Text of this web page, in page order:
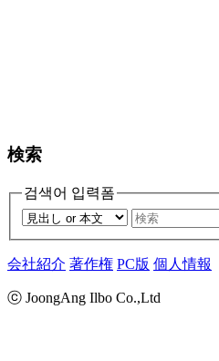
検索
검색어 입력폼
会社紹介 著作権 PC版 個人情報
ⓒ JoongAng Ilbo Co.,Ltd